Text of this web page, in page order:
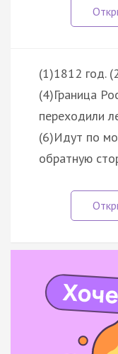
(1)1812 год.
(4)Граница
переходили
(6)Идут по
обратную